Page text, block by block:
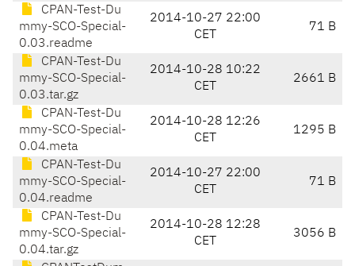
CPAN-Test-Du
mmy-SCO-Special-
0.03.readme
2014-10-27 22:00
CET
71 B
CPAN-Test-Du
mmy-SCO-Special-
0.03.tar.gz
2014-10-28 10:22
CET
2661 B
CPAN-Test-Du
mmy-SCO-Special-
0.04.meta
2014-10-28 12:26
CET
1295 B
CPAN-Test-Du
mmy-SCO-Special-
0.04.readme
2014-10-27 22:00
CET
71 B
CPAN-Test-Du
mmy-SCO-Special-
0.04.tar.gz
2014-10-28 12:28
CET
3056 B